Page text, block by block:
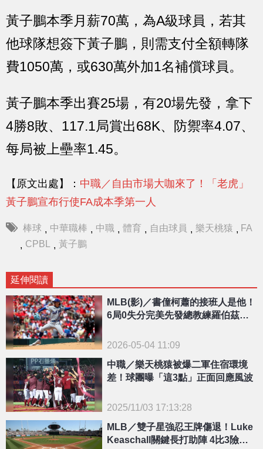
黃子鵬本季月薪70萬，為A級球員，若其
他球隊想簽下黃子鵬，則需支付全額轉隊
費1050萬，或630萬外加1名補償球員。
黃子鵬本季出賽25場，有20場先發，拿下
4勝8敗、117.1局賞出68K、防禦率4.07、
每局被上壘率1.45。
【原文出處】： 中職／自由市場大咖來了！「老虎」
黃子鵬宣布行使FA成本季第一人
棒球 , 中華職棒 , 中職 , 體育 , 自由球員 , 樂天桃猿 , FA
, CPBL , 黃子鵬
延伸閱讀
MLB(影)／書僮柯蕭的接班人是他！
6局0失分完美先發總教練羅伯茲也
2026-05-04 11:09
{PLAYICON}
中職／樂天桃猿被爆二軍住宿環境
差！球團曝「這3點」正面回應風波
2025/11/03 17:13:28
MLB／雙子星強忍王牌傷退！Luke
Keaschall關鍵長打助陣 4比3險勝